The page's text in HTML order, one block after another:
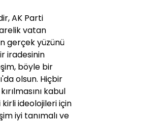
AK Parti
vatan
gerçek yüzünü
iradesinin
böyle bir
olsun. Hiçbir
kabul
ideolojileri için
iyi tanımalı ve